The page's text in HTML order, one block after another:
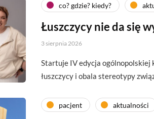
co? gdzie? kiedy?
Łuszczycy nie da się
3 sierpnia 2026
Startuje IV edycja ogólnopolskiej
łuszczycy i obala stereotypy
pacjent aktualności